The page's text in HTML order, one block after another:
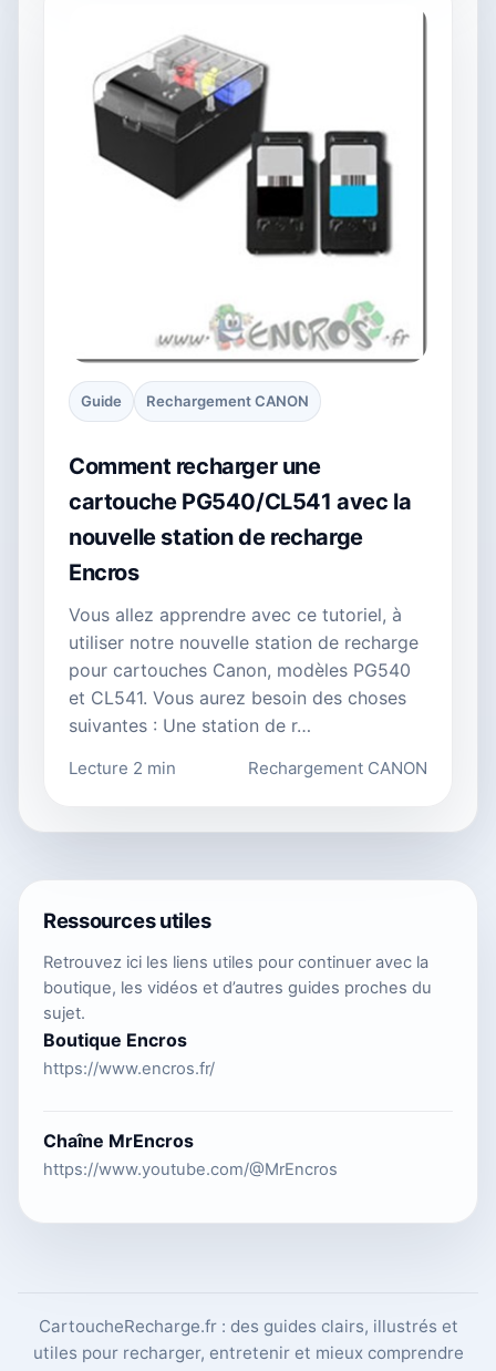
Guide Rechargement CANON
Comment recharger une
cartouche PG540/CL541 avec la
nouvelle station de recharge
Encros
Vous allez apprendre avec ce tutoriel, à
utiliser notre nouvelle station de recharge
pour cartouches Canon, modèles PG540
et CL541. Vous aurez besoin des choses
suivantes : Une station de r…
Lecture 2 min Rechargement CANON
Ressources utiles
Retrouvez ici les liens utiles pour continuer avec la
boutique, les vidéos et d’autres guides proches du
sujet.
Boutique Encros
https://www.encros.fr/
Chaîne MrEncros
https://www.youtube.com/@MrEncros
CartoucheRecharge.fr : des guides clairs, illustrés et
utiles pour recharger, entretenir et mieux comprendre